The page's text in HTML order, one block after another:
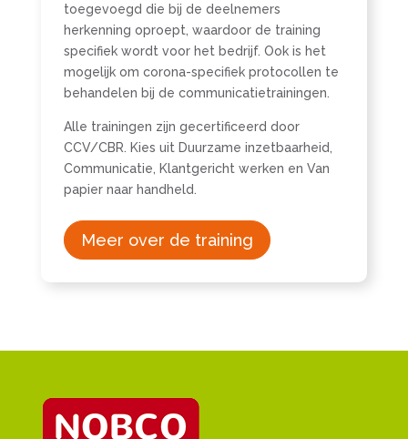
toegevoegd die bij de deelnemers
herkenning oproept, waardoor de training
specifiek wordt voor het bedrijf. Ook is het
mogelijk om corona-specifiek protocollen te
behandelen bij de communicatietrainingen.
Alle trainingen zijn gecertificeerd door
CCV/CBR. Kies uit Duurzame inzetbaarheid,
Communicatie, Klantgericht werken en Van
papier naar handheld.
Meer over de training